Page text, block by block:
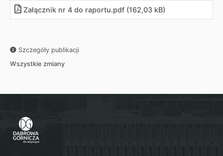
Załącznik nr 4 do raportu.pdf (162,03 kB)
Szczegóły publikacji
Wszystkie zmiany